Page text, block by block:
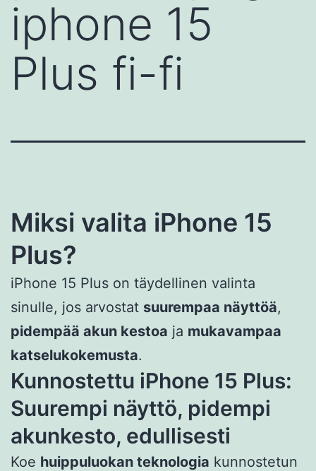
iphone 15
Plus fi-fi
Miksi valita iPhone 15
Plus?
iPhone 15 Plus on täydellinen valinta
sinulle, jos arvostat suurempaa näyttöä,
pidempää akun kestoa ja mukavampaa
katselukokemusta.
Kunnostettu iPhone 15 Plus:
Suurempi näyttö, pidempi
akunkesto, edullisesti
Koe huippuluokan teknologia kunnostetun